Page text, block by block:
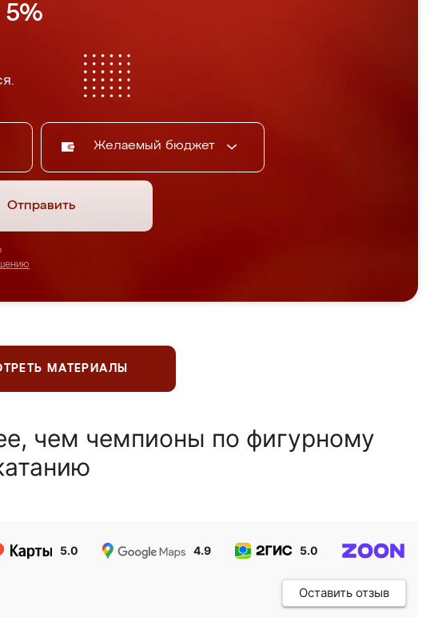
Желаемый бюджет
Отправить
МАТЕРИАЛЫ
чем чемпионы по фигурному
5.0 4.9 5.0
Оставить отзыв